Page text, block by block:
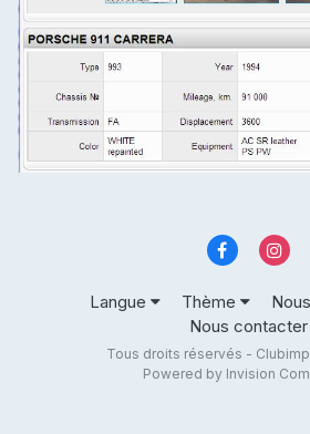
Langue Thème
Nous contacter
Tous droits réservés -
Powered by Invision